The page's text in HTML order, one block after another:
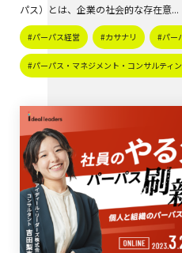
パス）とは、企業の社会的な存在意...
#パーパス経営 #カサナリ #パー
#パーパス・マネジメント・コンサルティ